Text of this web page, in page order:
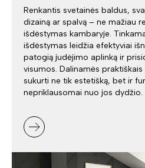
Renkantis svetainės baldus,
dizainą ar spalvą – ne mažiau
išdėstymas kambaryje.
išdėstymas leidžia efektyviai
patogią judėjimo aplinką ir
visumos. Dalinamės
sukurti ne tik estetišką, bet ir
nepriklausomai nuo jos dydžio.